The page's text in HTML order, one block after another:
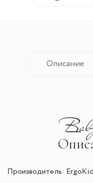
Описание
Производитель: